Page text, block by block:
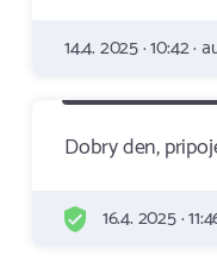
14.4. 2025 · 10:42 ·
Dobry den,
16.4. 2025 ·